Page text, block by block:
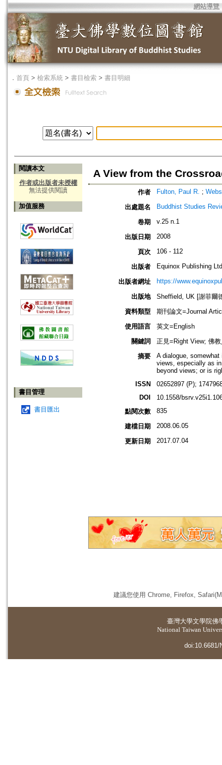
網站導覽
． 首頁 > 檢索系統 > 書目檢索 > 書目明細
閱讀本文
作者或出版者未授權
無法提供閱讀
加值服務
書目管理
書目匯出
A View from the
作者 Fulton, Paul R. ;
出處題名 Buddhist Studies
卷期 v.25 n.1
出版日期 2008
頁次 106 - 112
出版者 Equinox Publishing
出版者網址 https://
出版地
Sheffield, UK [謝菲爾
資料類型
期刊論文=Journal
使用語言
英文=English
關鍵詞
正見=Right View; 佛
摘要
A dialogue,
views, especially as
beyond views; or is
ISSN
02652897 (P);
DOI
10.1558/
點閱次數
835
建檔日期 2008.06.05
更新日期 2017.07.04
建議您使用 Chrome, Firefox,
臺灣大學文學院佛
National Taiwan
doi:10.6681/